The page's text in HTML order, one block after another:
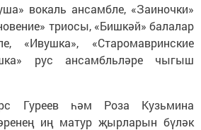
вокаль ансамбле, «Заиночки»
триосы, «Бишкәй» балалар
«Ивушка», «Старомавринские
рус ансамбльләре чыгыш
Гуреев һәм Роза Кузьмина
иң матур җырларын бүләк